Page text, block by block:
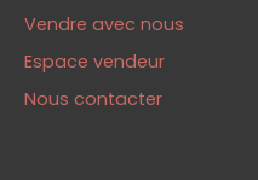
Vendre avec nous
Espace vendeur
Nous contacter